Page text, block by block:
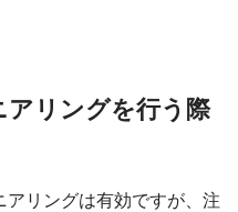
アリングを行う際
リングは有効ですが、注